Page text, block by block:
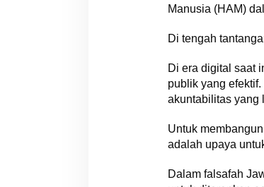
Manusia (HAM)
​Di tengah
Di era digital saat
publik yang
akuntabilitas yang
Untuk
adalah upaya
Dalam falsafah